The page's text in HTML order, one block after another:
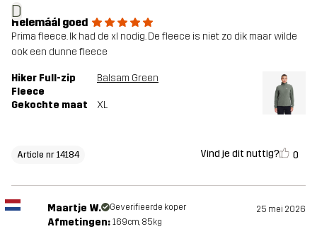
D
Helemáál goed
Prima fleece. Ik had de xl nodig. De fleece is niet zo dik maar wilde
ook een dunne fleece
Hiker Full-zip
Fleece
Balsam Green
Gekochte maat XL
Article nr 14184 Vind je dit nuttig? 0
Maartje W. Geverifieerde koper 25 mei 2026
Afmetingen: 169cm, 85kg